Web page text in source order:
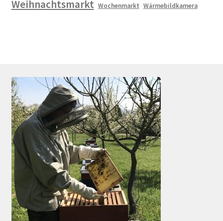
Weihnachtsmarkt Wochenmarkt Wärmebildkamera